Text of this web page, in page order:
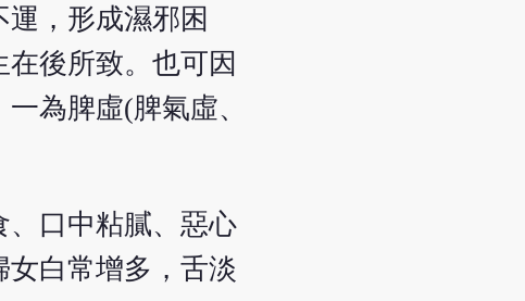
，形成濕邪困
後所致。也可因
為脾虛(脾氣虛、
、口中粘膩、惡心
白常增多，舌淡